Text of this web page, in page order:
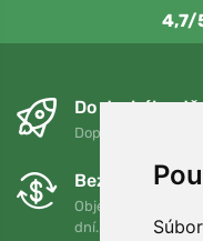
4,7/
Do druhého
Doprava zadarmo
Bezplatná
Objednávku
dní.